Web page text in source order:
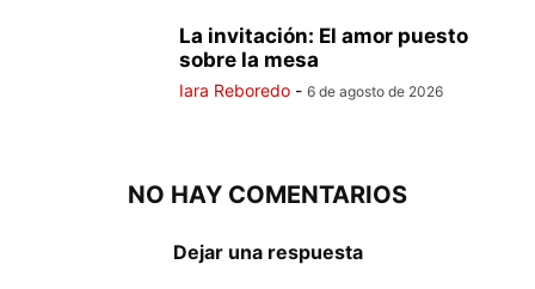
La invitación: El amor puesto
sobre la mesa
Iara Reboredo - 6 de agosto de 2026
NO HAY COMENTARIOS
Dejar una respuesta